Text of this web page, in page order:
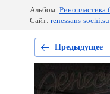
Альбом: Ринопластика
Сайт: renessans-sochi.su
Предыдущее